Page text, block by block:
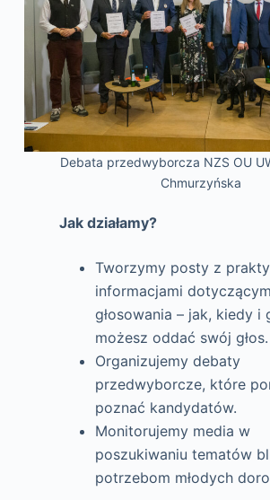
Debata przedwyborcza NZS OU
Chmurzyńska
Jak działamy?
Tworzymy posty z
informacjami
głosowania – jak, kiedy i
możesz oddać swój głos.
Organizujemy debaty
przedwyborcze, które
poznać kandydatów.
Monitorujemy media w
poszukiwaniu tematów
potrzebom młodych